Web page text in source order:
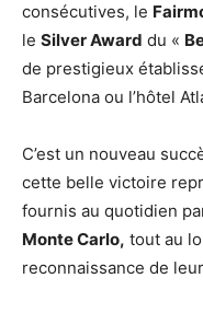
consécutives, le
le Silver Award du «
de prestigieux
Barcelona ou l’hôtel
C’est un nouveau
cette belle victoire
fournis au quotidien
Monte Carlo, tout au
reconnaissance de